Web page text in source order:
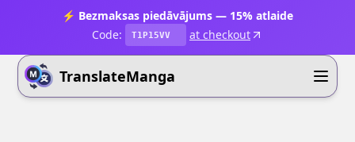
⚡ Bezmaksas piedāvājums — 15% atlaide
Code:
T1P15VV at checkout
TranslateManga